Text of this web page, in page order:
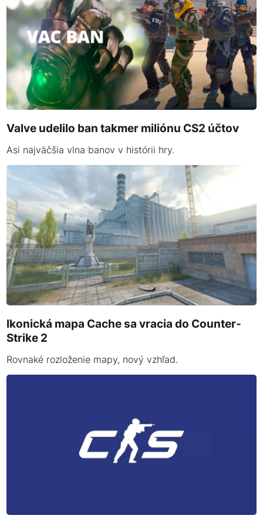
Valve udelilo ban takmer miliónu CS2 účtov
Asi najväčšia vlna banov v histórii hry.
Ikonická mapa Cache sa vracia do Counter-
Strike 2
Rovnaké rozloženie mapy, nový vzhľad.